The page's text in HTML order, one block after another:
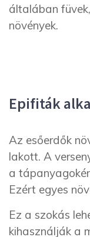
általában
növények.
Epifiták
Az esőerdők
lakott. A
a
Ezért egyes
Ez a szokás
kihasználják a